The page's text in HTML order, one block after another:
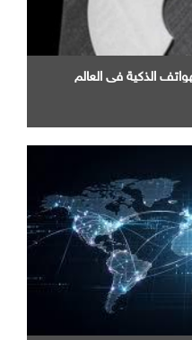
الذكية في العالم